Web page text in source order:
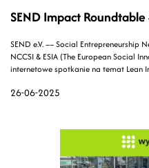
26-06-2025
SEND Impact
SEND e.V. –– Social Entrepreneurship
NCCSI & ESIA (The European Social
internetowe spotkanie na temat Lean